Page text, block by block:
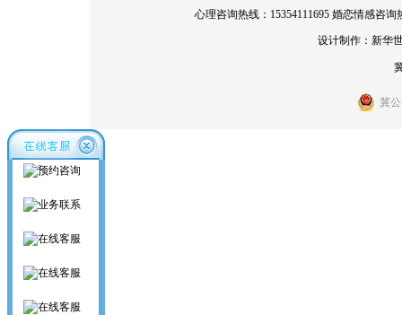
心理咨询热线：15354111695 婚恋情感咨询
设计制作： 新华
冀公